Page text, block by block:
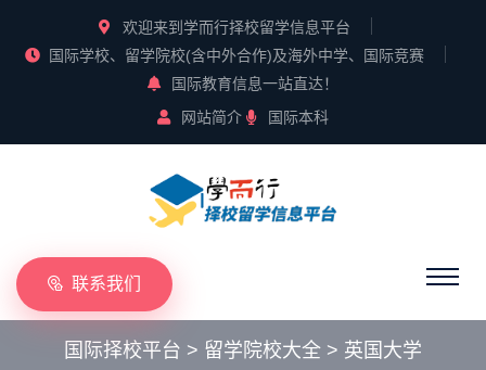
欢迎来到学而行择校留学信息平台
国际学校、留学院校(含中外合作)及海外中学、国际竞赛
国际教育信息一站直达！
网站简介
国际本科
联系我们
国际择校平台 > 留学院校大全 > 英国大学